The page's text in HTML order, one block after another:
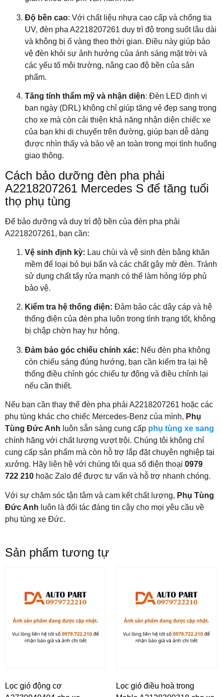
Độ bền cao: Với chất liệu nhựa cao cấp và chống tia
UV, đèn pha A2218207261 duy trì độ trong suốt lâu dài
và không bị ố vàng theo thời gian. Điều này giúp bảo
vệ đèn khỏi sự ảnh hưởng của ánh sáng mặt trời và
các yếu tố môi trường, nâng cao độ bền của sản
phẩm.
Tăng tính thẩm mỹ và nhận diện: Đèn LED định vị
ban ngày (DRL) không chỉ giúp tăng vẻ đẹp sang trọng
cho xe mà còn cải thiện khả năng nhận diện chiếc xe
của bạn khi di chuyển trên đường, giúp bạn dễ dàng
được nhìn thấy và bảo vệ an toàn trong mọi tình huống
giao thông.
Cách bảo dưỡng đèn pha phải
A2218207261 Mercedes S để tăng tuổi
thọ phụ tùng
Để bảo dưỡng và duy trì độ bền của đèn pha phải
A2218207261, bạn cần:
Vệ sinh định kỳ: Lau chùi và vệ sinh đèn bằng khăn
mềm để loại bỏ bụi bẩn và các chất gây mờ đèn. Tránh
sử dụng chất tẩy rửa mạnh có thể làm hỏng lớp phủ
bảo vệ.
Kiểm tra hệ thống điện: Đảm bảo các dây cáp và hệ
thống điện của đèn pha luôn trong tình trạng tốt, không
bị chập chờn hay hư hỏng.
Đảm bảo góc chiếu chính xác: Nếu đèn pha không
còn chiếu sáng đúng hướng, bạn cần kiểm tra lại hệ
thống điều chỉnh góc chiếu tự động và điều chỉnh lại
nếu cần thiết.
Nếu bạn cần thay thế đèn pha phải A2218207261 hoặc các
phụ tùng khác cho chiếc Mercedes-Benz của mình, Phụ
Tùng Đức Anh luôn sẵn sàng cung cấp phụ tùng xe sang
chính hãng với chất lượng vượt trội. Chúng tôi không chỉ
cung cấp sản phẩm mà còn hỗ trợ lắp đặt chuyên nghiệp tại
xưởng. Hãy liên hệ với chúng tôi qua số điện thoại 0979
722 210 hoặc Zalo để được tư vấn và hỗ trợ nhanh chóng.
Với sự chăm sóc tận tâm và cam kết chất lượng, Phụ Tùng
Đức Anh luôn là đối tác đáng tin cậy cho mọi yêu cầu về
phụ tùng xe Đức.
Sản phẩm tương tự
Lọc gió động cơ
Lọc gió điều hoà trong